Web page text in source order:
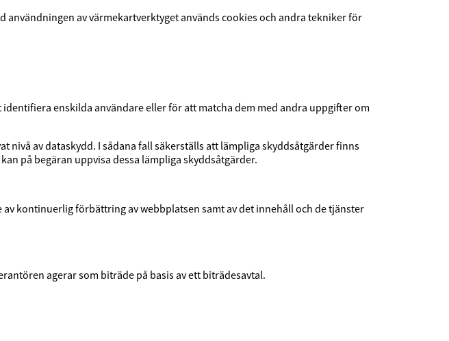
användningen av värmekartverktyget används cookies och andra tekniker för
enskilda användare eller för att matcha dem med andra uppgifter om
av dataskydd. I sådana fall säkerställs att lämpliga skyddsåtgärder finns
på begäran uppvisa dessa lämpliga skyddsåtgärder.
kontinuerlig förbättring av webbplatsen samt av det innehåll och de tjänster
agerar som biträde på basis av ett biträdesavtal.